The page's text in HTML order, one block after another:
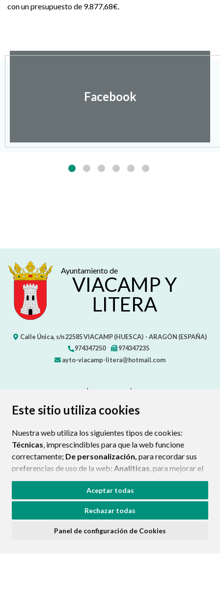
Este sitio utiliza cookies
Nuestra web utiliza los siguientes tipos de cookies:
Técnicas, imprescindibles para que la web funcione
correctamente; De personalización, para recordar sus
preferencias de uso de la web; Analíticas, para mejorar el
funcionamiento de la web y sus servicios.
Si acepta pulsando el botón“Aceptar todas”
consideramos que acepta su uso. Si pulsa el botón
ninguna acción, se guardarán las cookies técnicas
Aceptar todas
Rechazar todas
Panel de configuración de Cookies
con un presupuesto de 9.877,68€.
Facebook
Ayuntamiento de
VIACAMP Y
LITERA
Calle Única, s/n22585VIACAMP (HUESCA) - ARAGÓN (ESPAÑA)
974347250
974347235
ayto-viacamp-litera@hotmail.com
PROTECCIÓN DE DATOS
POLÍTICA DE COOKIES